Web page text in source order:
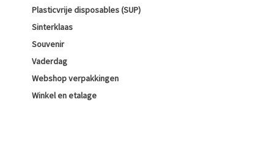
Plasticvrije disposables (SUP)
Sinterklaas
Souvenir
Vaderdag
Webshop verpakkingen
Winkel en etalage